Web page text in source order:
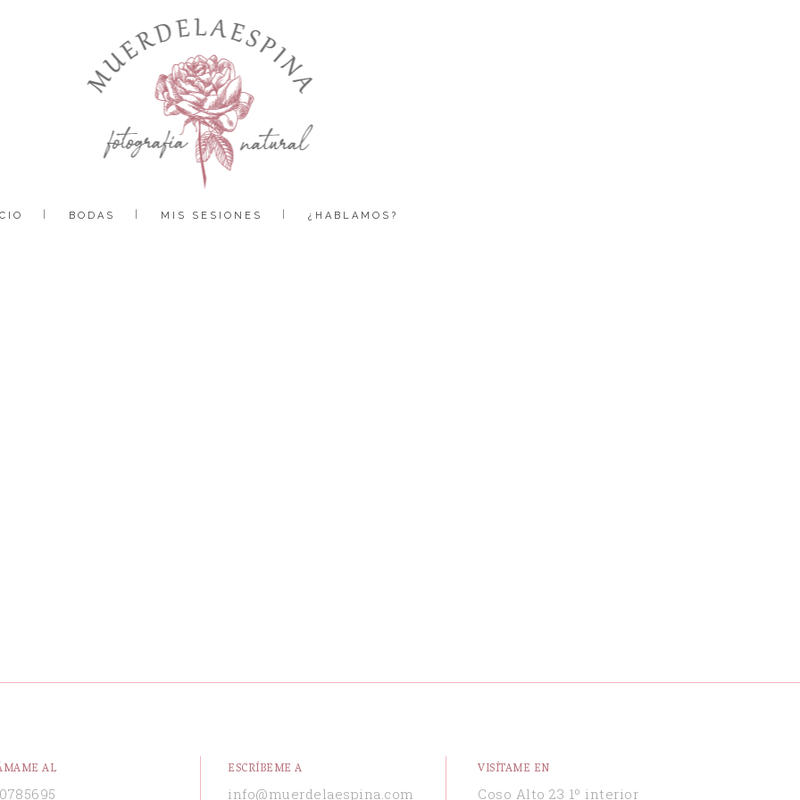
BODAS MIS SESIONES ¿HABLAMOS?
AL ESCRÍBEME A
info@muerdelaespina.com
VISÍTAME EN
Coso Alto 23 1º interior